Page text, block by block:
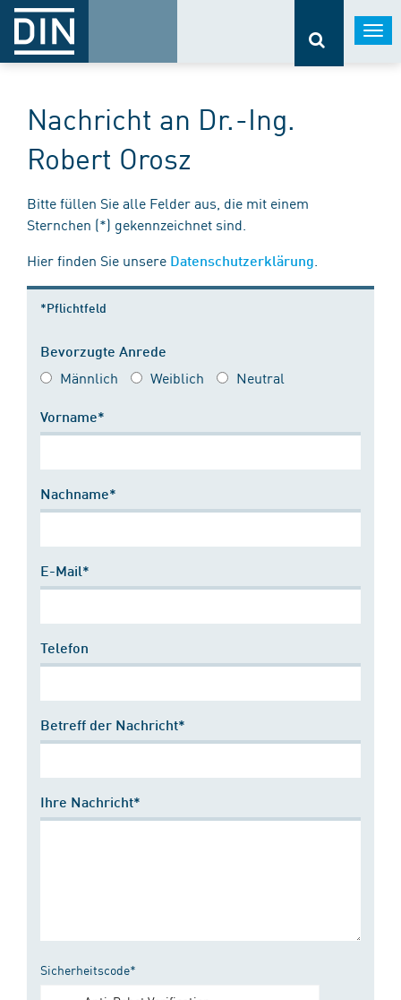
Nachricht an Dr.-Ing.
Robert Orosz
Bitte füllen Sie alle Felder aus, die mit einem
Sternchen (*) gekennzeichnet sind.
Hier finden Sie unsere Datenschutzerklärung
*Pflichtfeld
Bevorzugte Anrede
Männlich Weiblich Neutral
Vorname*
Nachname*
E-Mail*
Telefon
Betreff der Nachricht*
Ihre Nachricht*
Sicherheitscode*